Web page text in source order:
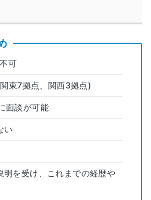
可
東7拠点、関西3拠点)
面談が可能
い
明を受け、これまでの経歴や